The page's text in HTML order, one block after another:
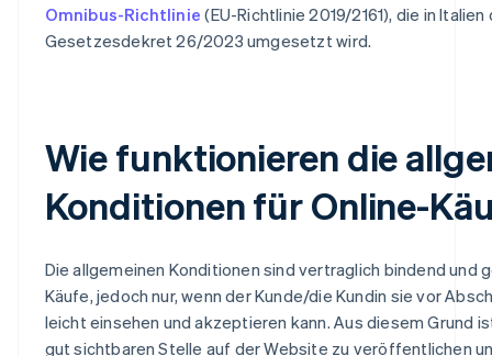
Omnibus-Richtlinie (EU-Richtlinie 2019/2161), die in Italien
Gesetzesdekret 26/2023 umgesetzt wird.
Wie funktionieren die
Konditionen für Online-
Die allgemeinen Konditionen sind vertraglich bindend und
Käufe, jedoch nur, wenn der Kunde/die Kundin sie vor
leicht einsehen und akzeptieren kann. Aus diesem Grund
gut sichtbaren Stelle auf der Website zu veröffentlichen